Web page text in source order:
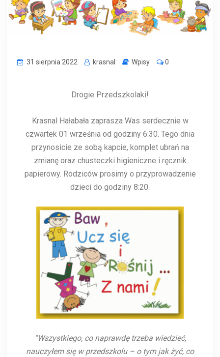
31 sierpnia 2022 krasnal Wpisy 0
Drogie Przedszkolaki!
Krasnal Hałabała zaprasza Was serdecznie w
czwartek 01 września od godziny 6:30. Tego dnia
przynosicie ze sobą kapcie, komplet ubrań na
zmianę oraz chusteczki higieniczne i ręcznik
papierowy. Rodziców prosimy o przyprowadzenie
dzieci do godziny 8:20.
“Wszystkiego, co naprawdę trzeba wiedzieć,
nauczyłem się w przedszkolu – o tym jak żyć, co